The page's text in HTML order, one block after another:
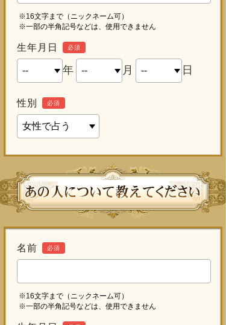
※16文字まで（ニックネーム可）
※一部の半角記号などは、使用できません
生年月日 必須
年 月 日
性別 必須
名前 必須
※16文字まで（ニックネーム可）
※一部の半角記号などは、使用できません